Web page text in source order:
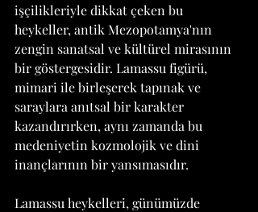
işçilikleriyle dikkat çeken bu
heykeller, antik Mezopotamya'nın
zengin sanatsal ve kültürel mirasının
bir göstergesidir. Lamassu figürü,
mimari ile birleşerek tapınak ve
saraylara anıtsal bir karakter
kazandırırken, aynı zamanda bu
medeniyetin kozmolojik ve dini
inançlarının bir yansımasıdır.
Lamassu heykelleri, günümüzde